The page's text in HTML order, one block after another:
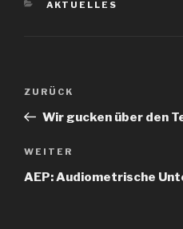
KATEGORIEN
AKTUELLES
Beitragsnavigation
Vorheriger
Beitrag
ZURÜCK
Wir gucken über den
Nächster
Beitrag
WEITER
AEP: Audiometrische